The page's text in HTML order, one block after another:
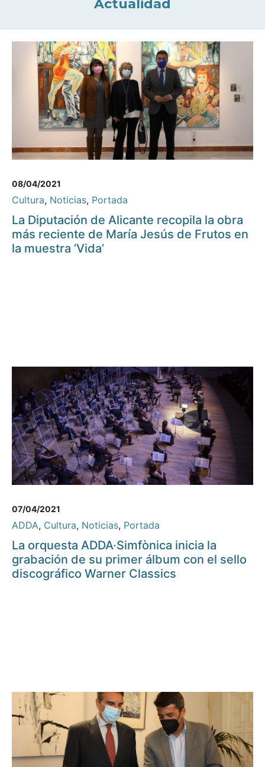
Actualidad
08/04/2021
Cultura, Noticias, Portada
La Diputación de Alicante recopila la obra
más reciente de María Jesús de Frutos en
la muestra ‘Vida’
07/04/2021
ADDA, Cultura, Noticias, Portada
La orquesta ADDA·Simfònica inicia la
grabación de su primer álbum con el sello
discográfico Warner Classics